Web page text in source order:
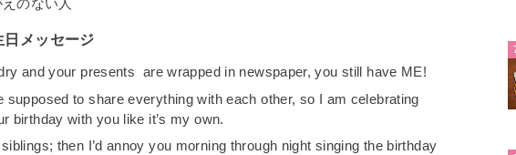
のない人
日メッセージ
and your presents are wrapped in newspaper, you still have ME!
supposed to share everything with each other, so I am celebrating
birthday with you like it’s my own.
siblings; then I’d annoy you morning through night singing the birthday